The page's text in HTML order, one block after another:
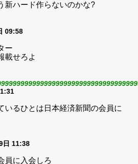
ハード作らないのかな?
09:58
ー
載せろよ
いるひとは日本経済新聞の会員に
日 11:38
員に入会しろ